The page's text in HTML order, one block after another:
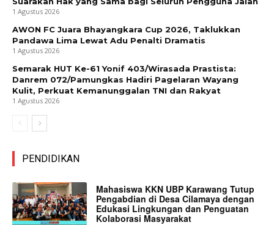
1 Agustus 2026
AWON FC Juara Bhayangkara Cup 2026, Taklukkan
Pandawa Lima Lewat Adu Penalti Dramatis
1 Agustus 2026
Semarak HUT Ke-61 Yonif 403/Wirasada Prastista:
Danrem 072/Pamungkas Hadiri Pagelaran Wayang
Kulit, Perkuat Kemanunggalan TNI dan Rakyat
1 Agustus 2026
PENDIDIKAN
Mahasiswa KKN UBP Karawang Tutup
Pengabdian di Desa Cilamaya dengan
Edukasi Lingkungan dan Penguatan
Kolaborasi Masyarakat